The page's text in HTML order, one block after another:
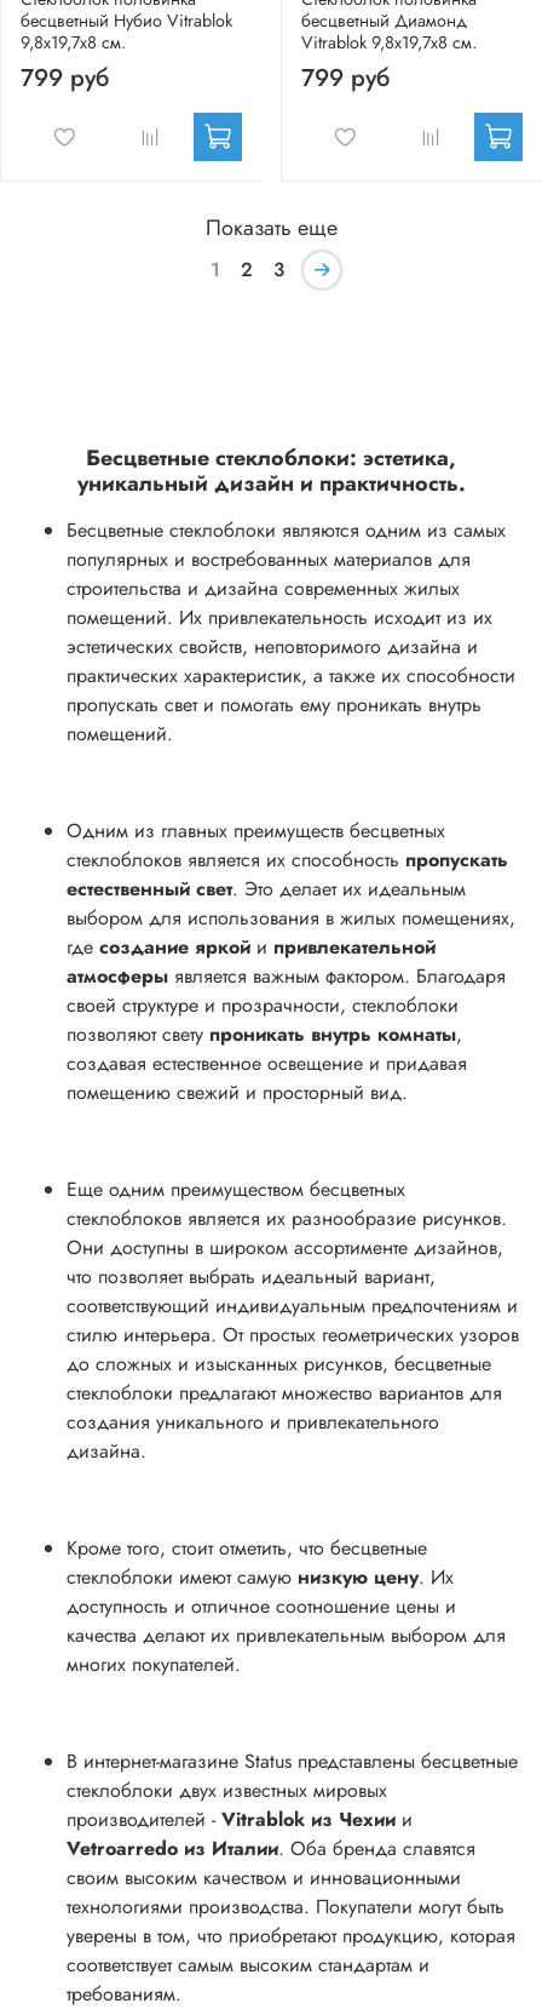
бесцветный Нубио Vitrablok
9,8x19,7x8 см.
799 руб
бесцветный Диамонд
Vitrablok 9,8x19,7x8 см.
799 руб
Показать еще
1 2 3
Бесцветные стеклоблоки: эстетика,
уникальный дизайн и практичность.
Бесцветные стеклоблоки являются одним из самых
популярных и востребованных материалов для
строительства и дизайна современных жилых
помещений. Их привлекательность исходит из их
эстетических свойств, неповторимого дизайна и
практических характеристик, а также их способности
пропускать свет и помогать ему проникать внутрь
помещений.
Одним из главных преимуществ бесцветных
стеклоблоков является их способность пропускать
естественный свет. Это делает их идеальным
выбором для использования в жилых помещениях,
где создание яркой и привлекательной
атмосферы является важным фактором. Благодаря
своей структуре и прозрачности, стеклоблоки
позволяют свету проникать внутрь комнаты,
создавая естественное освещение и придавая
помещению свежий и просторный вид.
Еще одним преимуществом бесцветных
стеклоблоков является их разнообразие рисунков.
Они доступны в широком ассортименте дизайнов,
что позволяет выбрать идеальный вариант,
соответствующий индивидуальным предпочтениям и
стилю интерьера. От простых геометрических узоров
до сложных и изысканных рисунков, бесцветные
стеклоблоки предлагают множество вариантов для
создания уникального и привлекательного
дизайна.
Кроме того, стоит отметить, что бесцветные
стеклоблоки имеют самую низкую цену. Их
доступность и отличное соотношение цены и
качества делают их привлекательным выбором для
многих покупателей.
В интернет-магазине Status представлены бесцветные
стеклоблоки двух известных мировых
производителей -Vitrablok из Чехии и
Vetroarredo из Италии. Оба бренда славятся
своим высоким качеством и инновационными
технологиями производства. Покупатели могут быть
уверены в том, что приобретают продукцию, которая
соответствует самым высоким стандартам и
требованиям.